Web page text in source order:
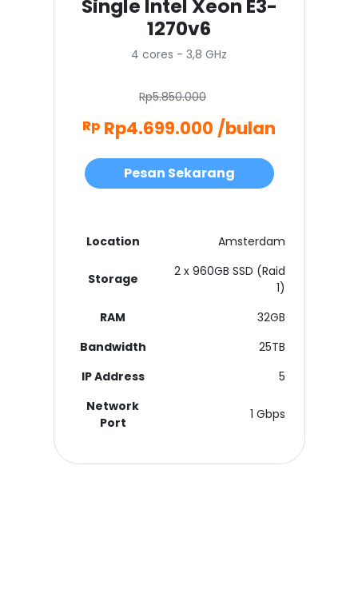
Single Intel Xeon E3-
1270v6
4 cores - 3,8 GHz
Rp5.850.000
Rp Rp4.699.000 /bulan
Pesan Sekarang
Location Amsterdam
Storage
2 x 960GB SSD (Raid
1)
RAM
32GB
Bandwidth
25TB
IP Address
5
Network
Port
1 Gbps